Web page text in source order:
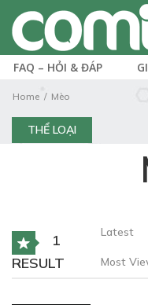
FAQ – HỎI & ĐÁP
Home Mèo
THỂ LOẠI
1
RESULT
Latest
Most